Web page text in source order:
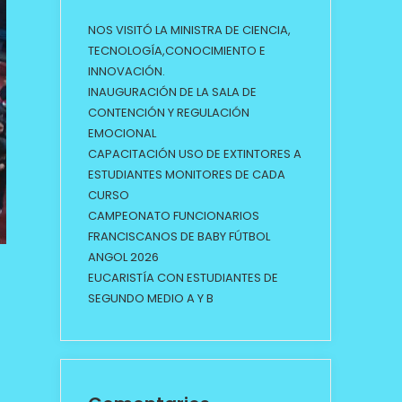
NOS VISITÓ LA MINISTRA DE CIENCIA,
TECNOLOGÍA,CONOCIMIENTO E
INNOVACIÓN.
INAUGURACIÓN DE LA SALA DE
CONTENCIÓN Y REGULACIÓN
EMOCIONAL
CAPACITACIÓN USO DE EXTINTORES A
ESTUDIANTES MONITORES DE CADA
CURSO
CAMPEONATO FUNCIONARIOS
FRANCISCANOS DE BABY FÚTBOL
ANGOL 2026
EUCARISTÍA CON ESTUDIANTES DE
SEGUNDO MEDIO A Y B